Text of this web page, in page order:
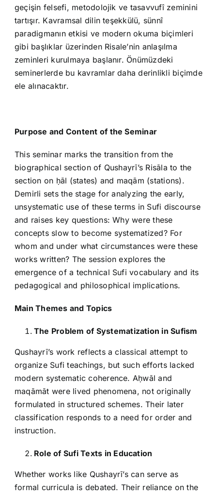
geçişin felsefi, metodolojik ve tasavvufî zeminini
tartışır. Kavramsal dilin teşekkülü, sünnî
paradigmanın etkisi ve modern okuma biçimleri
gibi başlıklar üzerinden Risale’nin anlaşılma
zeminleri kurulmaya başlanır. Önümüzdeki
seminerlerde bu kavramlar daha derinlikli biçimde
ele alınacaktır.
Purpose and Content of the Seminar
This seminar marks the transition from the
biographical section of Qushayrī’s Risāla to the
section on ḥāl (states) and maqām (stations).
Demirli sets the stage for analyzing the early,
unsystematic use of these terms in Sufi discourse
and raises key questions: Why were these
concepts slow to become systematized? For
whom and under what circumstances were these
works written? The session explores the
emergence of a technical Sufi vocabulary and its
pedagogical and philosophical implications.
Main Themes and Topics
The Problem of Systematization in Sufism
Qushayrī’s work reflects a classical attempt to
organize Sufi teachings, but such efforts lacked
modern systematic coherence. Aḥwāl and
maqāmāt were lived phenomena, not originally
formulated in structured schemes. Their later
classification responds to a need for order and
instruction.
Role of Sufi Texts in Education
Whether works like Qushayrī’s can serve as
formal curricula is debated. Their reliance on the